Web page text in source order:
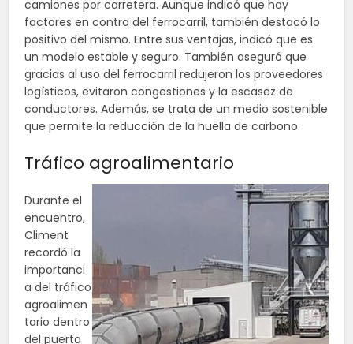
camiones por carretera. Aunque indicó que hay
factores en contra del ferrocarril, también destacó lo
positivo del mismo. Entre sus ventajas, indicó que es
un modelo estable y seguro. También aseguró que
gracias al uso del ferrocarril redujeron los proveedores
logísticos, evitaron congestiones y la escasez de
conductores. Además, se trata de un medio sostenible
que permite la reducción de la huella de carbono.
Tráfico agroalimentario
Durante el
encuentro,
Climent
recordó la
importanci
a del tráfico
agroalimen
tario dentro
del puerto